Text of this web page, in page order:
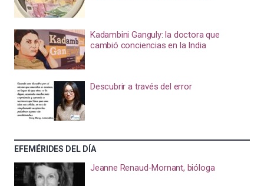
Kadambini Ganguly: la doctora que
cambió conciencias en la India
Descubrir a través del error
EFEMÉRIDES DEL DÍA
Jeanne Renaud-Mornant, bióloga